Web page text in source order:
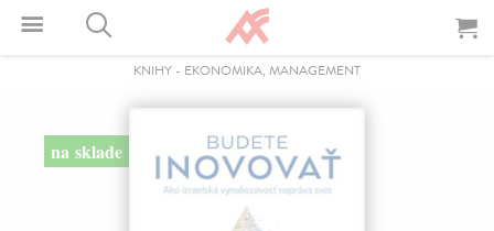
KNIHY - EKONOMIKA, MANAGEMENT
na sklade